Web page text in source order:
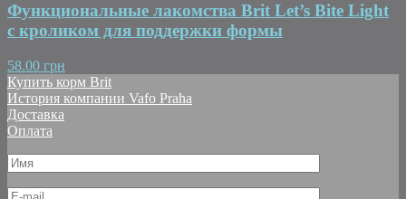
Функциональные лакомства Brit Let’s Bite Light
с кроликом для поддержки формы
58.00 грн
Купить корм Brit
История компании Vafo Praha
Доставка
Оплата